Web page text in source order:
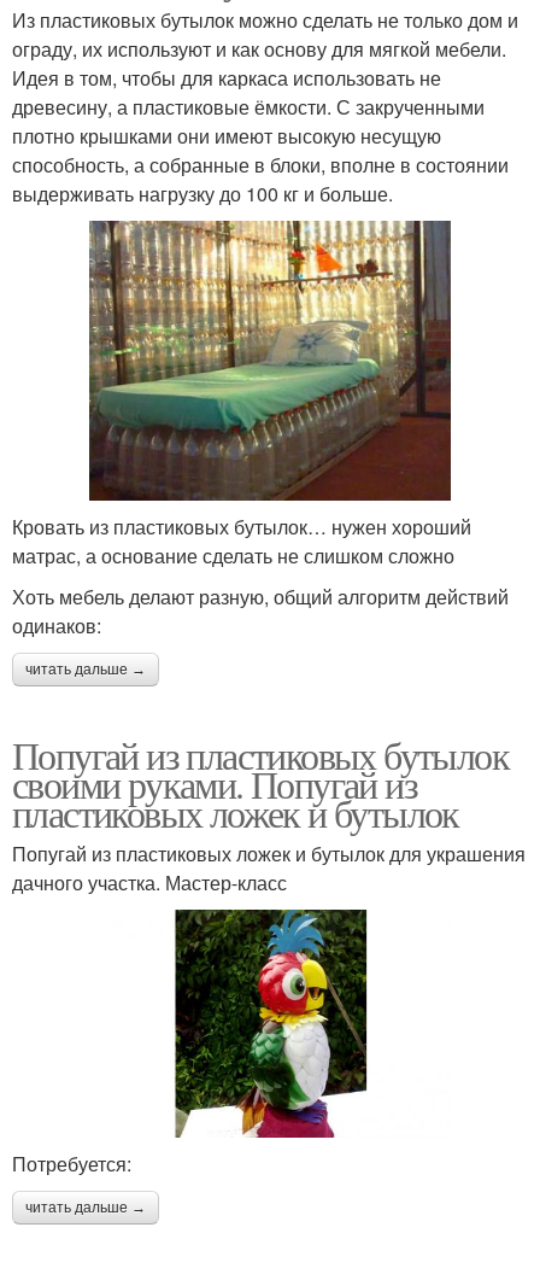
Из пластиковых бутылок можно сделать не только дом и
ограду, их используют и как основу для мягкой мебели.
Идея в том, чтобы для каркаса использовать не
древесину, а пластиковые ёмкости. С закрученными
плотно крышками они имеют высокую несущую
способность, а собранные в блоки, вполне в состоянии
выдерживать нагрузку до 100 кг и больше.
Кровать из пластиковых бутылок… нужен хороший
матрас, а основание сделать не слишком сложно
Хоть мебель делают разную, общий алгоритм действий
одинаков:
читать дальше →
Попугай из пластиковых бутылок
своими руками. Попугай из
пластиковых ложек и бутылок
Попугай из пластиковых ложек и бутылок для украшения
дачного участка. Мастер-класс
Потребуется:
читать дальше →